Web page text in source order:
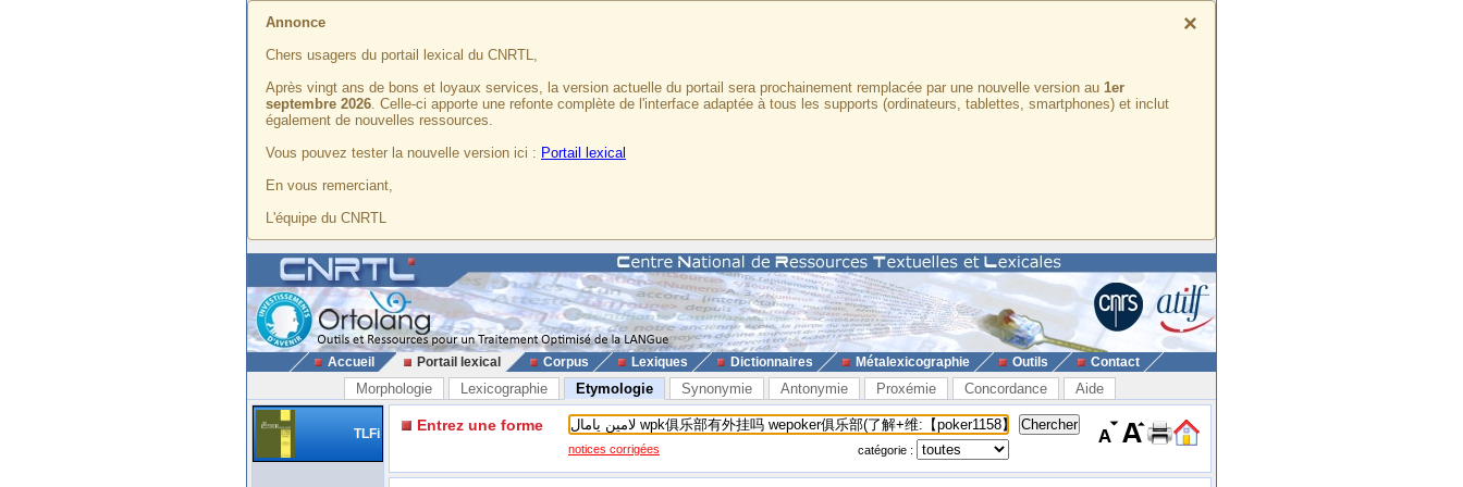
×
Annonce
Chers usagers du portail lexical du CNRTL,
Après vingt ans de bons et loyaux services, la version actuelle du portail sera prochainement remplacée par une nouvelle version au 1er
septembre 2026. Celle-ci apporte une refonte complète de l'interface adaptée à tous les supports (ordinateurs, tablettes, smartphones) et inclut
également de nouvelles ressources.
Vous pouvez tester la nouvelle version ici : Portail lexical
En vous remerciant,
L'équipe du CNRTL
Accueil Portail lexical Corpus Lexiques Dictionnaires Métalexicographie Outils Contact
Morphologie Lexicographie Etymologie Synonymie Antonymie Proxémie Concordance Aide
TLFi Entrez une forme
notices corrigées catégorie :